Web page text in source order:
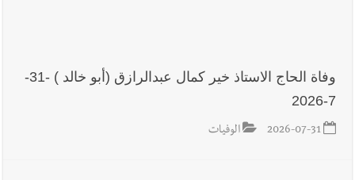
وفاة الحاج الاستاذ خير كمال عبدالرازق (أبو خالد ) -31-
7-2026
2026-07-31 الوفيات